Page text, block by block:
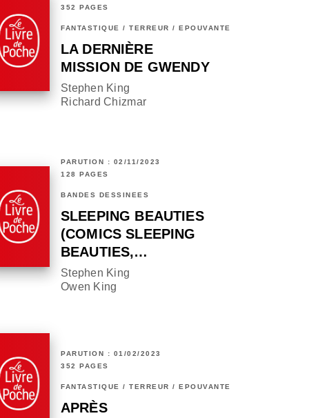
352 PAGES
FANTASTIQUE / TERREUR / EPOUVANTE
LA DERNIÈRE
MISSION DE GWENDY
Stephen King
Richard Chizmar
PARUTION : 02/11/2023
128 PAGES
BANDES DESSINÉES
SLEEPING BEAUTIES
(COMICS SLEEPING
BEAUTIES,…
Stephen King
Owen King
PARUTION : 01/02/2023
352 PAGES
FANTASTIQUE / TERREUR / EPOUVANTE
APRÈS